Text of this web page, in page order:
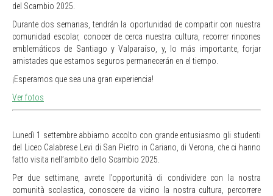
del Scambio 2025.
Durante dos semanas, tendrán la oportunidad de compartir con nuestra
comunidad escolar, conocer de cerca nuestra cultura, recorrer rincones
emblemáticos de Santiago y Valparaíso, y, lo más importante, forjar
amistades que estamos seguros permanecerán en el tiempo.
¡Esperamos que sea una gran experiencia!
Ver fotos
Lunedì 1 settembre abbiamo accolto con grande entusiasmo gli studenti
del Liceo Calabrese Levi di San Pietro in Cariano, di Verona, che ci hanno
fatto visita nell’ambito dello Scambio 2025.
Per due settimane, avrete l’opportunità di condividere con la nostra
comunità scolastica, conoscere da vicino la nostra cultura, percorrere